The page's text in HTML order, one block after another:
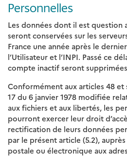
Personnelles
Les données dont il est question
seront conservées sur les
France une année après le
l’Utilisateur et l’INPI. Passé ce
compte inactif seront
Conformément aux articles 48 et
17 du 6 janvier 1978 modifiée
aux fichiers et aux libertés, les
pourront exercer leur droit
rectification de leurs données
par le présent article (5.2),
postale ou électronique aux